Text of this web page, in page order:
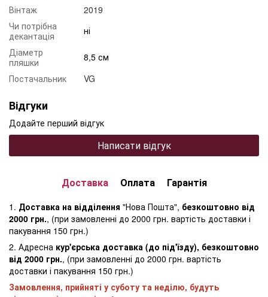
Вінтаж
2019
Чи потрібна
декантація
ні
Діаметр
пляшки
8,5 см
Постачальник
VG
Відгуки
Додайте перший відгук
Написати відгук
Доставка Оплата Гарантія
1. Доставка на відділення "Нова Пошта", безкоштовно від
2000 грн., (при замовленні до 2000 грн. вартість доставки і
пакування 150 грн.)
2. Адресна кур'єрська доставка (до під'їзду), безкоштовно
від 2000 грн., (при замовленні до 2000 грн. вартість
доставки і пакування 150 грн.)
Замовлення, прийняті у суботу та неділю, будуть